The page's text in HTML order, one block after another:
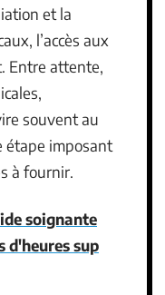
et la
l’accès aux
Entre attente,
souvent au
étape imposant
à fournir.
soignante
d'heures sup